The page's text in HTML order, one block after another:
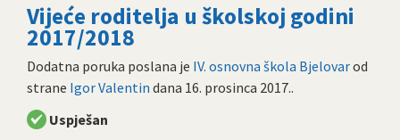
Vijeće roditelja u školskoj godini
2017/2018
Dodatna poruka poslana je IV. osnovna škola Bjelovarod
strane Igor Valentin dana 16. prosinca 2017..
Uspješan